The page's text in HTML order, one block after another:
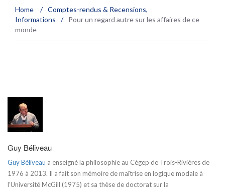
Home / Comptes-rendus & Recensions,
Informations
/
Pour un regard autre sur les affaires de ce
monde
Guy Béliveau
Guy Béliveau a enseigné la philosophie au Cégep de Trois-Rivières de
1976 à 2013. Il a fait son mémoire de maîtrise en logique modale à
l’Université McGill (1975) et sa thèse de doctorat sur la